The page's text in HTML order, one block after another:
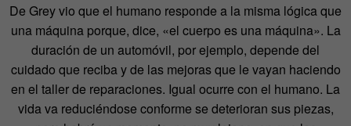
De Grey vio que el humano responde a la misma lógica que
una máquina porque, dice, «el cuerpo es una máquina». La
duración de un automóvil, por ejemplo, depende del
cuidado que reciba y de las mejoras que le vayan haciendo
en el taller de reparaciones. Igual ocurre con el humano. La
vida va reduciéndose conforme se deterioran sus piezas,